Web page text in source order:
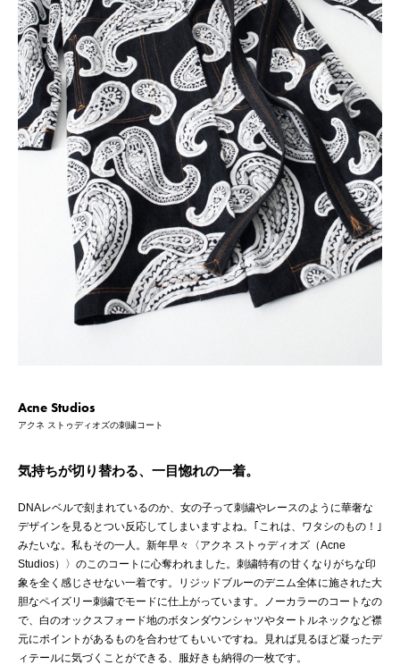
Acne Studios
アクネ ストゥディオズの刺繍コート
気持ちが切り替わる、一目惚れの一着。
DNAレベルで刻まれているのか、女の子って刺繍やレースのように華奢な
デザインを見るとつい反応してしまいますよね。｢これは、ワタシのもの！｣
みたいな。私もその一人。新年早々〈アクネ ストゥディオズ（Acne
Studios）〉のこのコートに心奪われました。刺繍特有の甘くなりがちな印
象を全く感じさせない一着です。リジッドブルーのデニム全体に施された大
胆なペイズリー刺繍でモードに仕上がっています。ノーカラーのコートなの
で、白のオックスフォード地のボタンダウンシャツやタートルネックなど襟
元にポイントがあるものを合わせてもいいですね。見れば見るほど凝ったデ
ィテールに気づくことができる、服好きも納得の一枚です。